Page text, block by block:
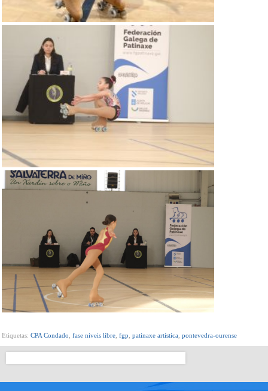
Etiquetas: CPA Condado fase niveis libre fgp patinaxe artística pontevedra-ourense